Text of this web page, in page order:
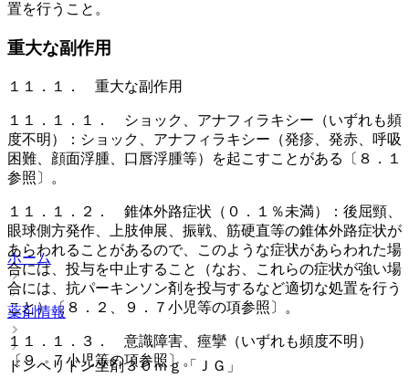
置を行うこと。
重大な副作用
１１．１． 重大な副作用
１１．１．１． ショック、アナフィラキシー（いずれも頻
度不明）：ショック、アナフィラキシー（発疹、発赤、呼吸
困難、顔面浮腫、口唇浮腫等）を起こすことがある〔８．１
参照〕。
１１．１．２． 錐体外路症状（０．１％未満）：後屈頸、
眼球側方発作、上肢伸展、振戦、筋硬直等の錐体外路症状が
あらわれることがあるので、このような症状があらわれた場
合には、投与を中止すること（なお、これらの症状が強い場
合には、抗パーキンソン剤を投与するなど適切な処置を行う
こと）〔８．２、９．７小児等の項参照〕。
１１．１．３． 意識障害、痙攣（いずれも頻度不明）
〔９．７小児等の項参照〕。
ホーム
薬剤情報
ドンペリドン坐剤３０ｍｇ「ＪＧ」